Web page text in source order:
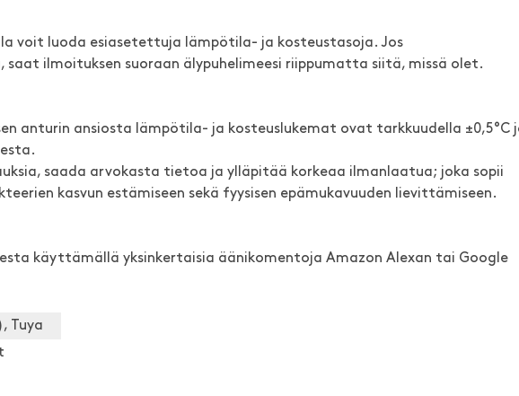
voit luoda esiasetettuja lämpötila- ja kosteustasoja. Jos
ilmoituksen suoraan älypuhelimeesi riippumatta siitä, missä olet.
anturin ansiosta lämpötila- ja kosteuslukemat ovat tarkkuudella ±0,5°C
saada arvokasta tietoa ja ylläpitää korkeaa ilmanlaatua; joka sopii
kasvun estämiseen sekä fyysisen epämukavuuden lievittämiseen.
käyttämällä yksinkertaisia äänikomentoja Amazon Alexan tai Google
Tuya